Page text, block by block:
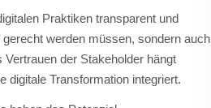
Praktiken transparent und
werden müssen, sondern auch
der Stakeholder hängt
digitale Transformation integriert.